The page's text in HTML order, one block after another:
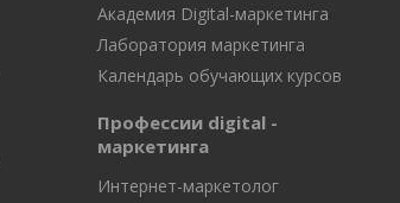
Академия Digital-маркетинга
Лаборатория маркетинга
Календарь обучающих курсов
Профессии digital -
маркетинга
Интернет-маркетолог